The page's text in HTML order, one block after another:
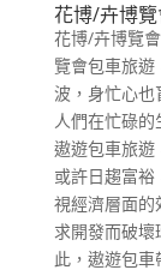
花博/卉博
花博/卉博覽
覽會包車旅
波，身忙心也
人們在忙碌
遨遊包車旅遊
或許日趨富
視經濟層面的
求開發而破壞
此，遨遊包